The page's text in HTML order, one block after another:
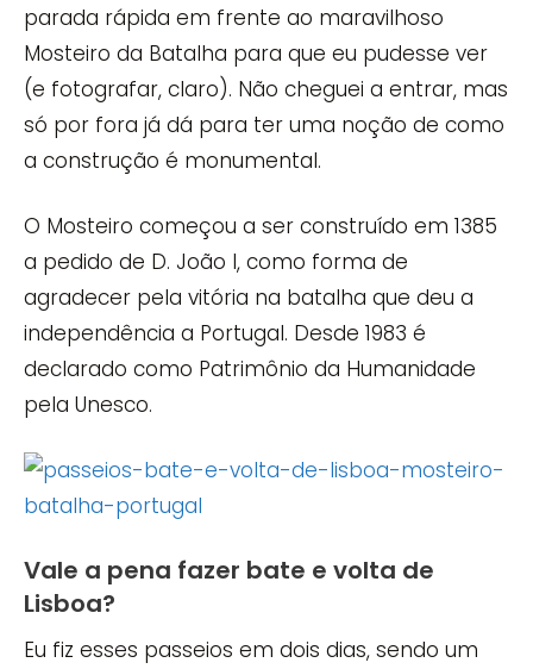
parada rápida em frente ao maravilhoso
Mosteiro da Batalha para que eu pudesse ver
(e fotografar, claro). Não cheguei a entrar, mas
só por fora já dá para ter uma noção de como
a construção é monumental.
O Mosteiro começou a ser construído em 1385
a pedido de D. João I, como forma de
agradecer pela vitória na batalha que deu a
independência a Portugal. Desde 1983 é
declarado como Patrimônio da Humanidade
pela Unesco.
Vale a pena fazer bate e volta de
Lisboa?
Eu fiz esses passeios em dois dias, sendo um